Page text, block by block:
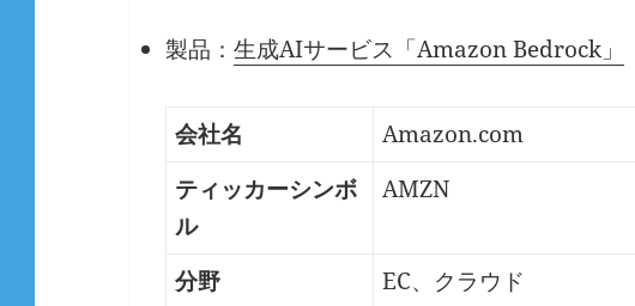
製品： 生成AIサービス「Amazon Bedrock」
会社名
Amazon.com
ティッカーシンボ
ル
AMZN
分野 EC、クラウド